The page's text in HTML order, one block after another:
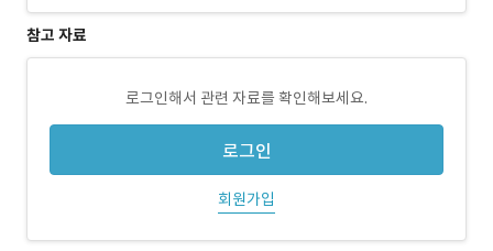
참고 자료
로그인해서 관련 자료를 확인해보세요.
로그인
회원가입